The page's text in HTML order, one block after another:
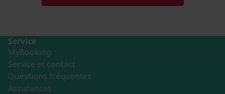
Service
MyBooking
Service et contact
Questions fréquentes
Assurances